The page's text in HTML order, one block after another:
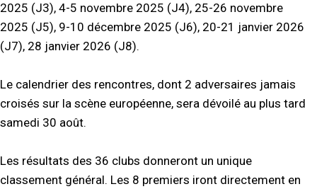
2025 (J3), 4-5 novembre 2025 (J4), 25-26 novembre
2025 (J5), 9-10 décembre 2025 (J6), 20-21 janvier 2026
(J7), 28 janvier 2026 (J8).
Le calendrier des rencontres, dont 2 adversaires jamais
croisés sur la scène européenne, sera dévoilé au plus tard
samedi 30 août.
Les résultats des 36 clubs donneront un unique
classement général. Les 8 premiers iront directement en